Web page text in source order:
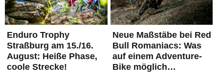
Enduro Trophy
Straßburg am 15./16.
August: Heiße Phase,
coole Strecke!
Neue Maßstäbe bei Red
Bull Romaniacs: Was
auf einem Adventure-
Bike möglich…